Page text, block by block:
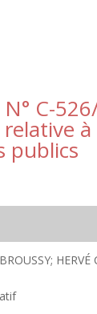
C-
publics
HERVÉ